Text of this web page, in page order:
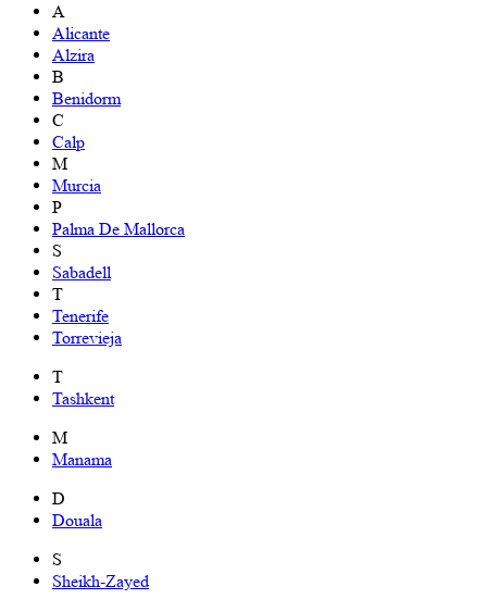
A
Alicante
Alzira
B
Benidorm
C
Calp
M
Murcia
P
Palma De Mallorca
S
Sabadell
T
Tenerife
Torrevieja
T
Tashkent
M
Manama
D
Douala
S
Sheikh-Zayed